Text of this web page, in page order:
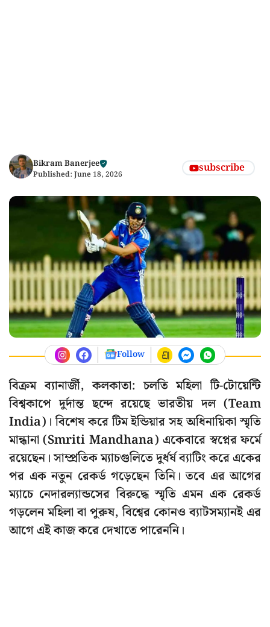
Bikram Banerjee
Published: June 18, 2026 subscribe
Follow
বিক্রম ব্যানার্জী, কলকাতা: চলতি মহিলা টি-টোয়েন্টি
বিশ্বকাপে দুর্দান্ত ছন্দে রয়েছে ভারতীয় দল (Team
India)। বিশেষ করে টিম ইন্ডিয়ার সহ অধিনায়িকা স্মৃতি
মান্ধানা (Smriti Mandhana) একেবারে স্বপ্নের ফর্মে
রয়েছেন। সাম্প্রতিক ম্যাচগুলিতে দুর্ধর্ষ ব্যাটিং করে একের
পর এক নতুন রেকর্ড গড়েছেন তিনি। তবে এর আগের
ম্যাচে নেদারল্যান্ডসের বিরুদ্ধে স্মৃতি এমন এক রেকর্ড
গড়লেন মহিলা বা পুরুষ, বিশ্বের কোনও ব্যাটসম্যানই এর
আগে এই কাজ করে দেখাতে পারেননি।